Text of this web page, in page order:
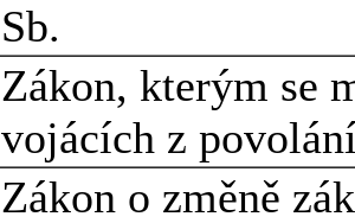
Sb.
Zákon, kterým se
vojácích z
Zákon o změně